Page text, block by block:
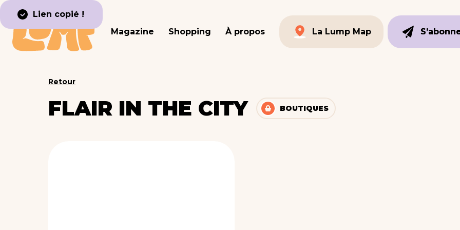
Magazine Shopping À propos
La Lump Map
Lien copié !
Retour
FLAIR IN THE CITY BOUTIQUES